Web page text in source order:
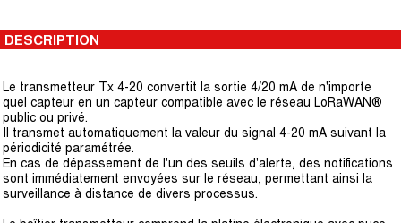
DESCRIPTION
Le transmetteur Tx 4-20 convertit la sortie 4/20 mA de n'importe
quel capteur en un capteur compatible avec le réseau LoRaWAN®
public ou privé.
Il transmet automatiquement la valeur du signal 4-20 mA suivant la
périodicité paramétrée.
En cas de dépassement de l'un des seuils d'alerte, des notifications
sont immédiatement envoyées sur le réseau, permettant ainsi la
surveillance à distance de divers processus.